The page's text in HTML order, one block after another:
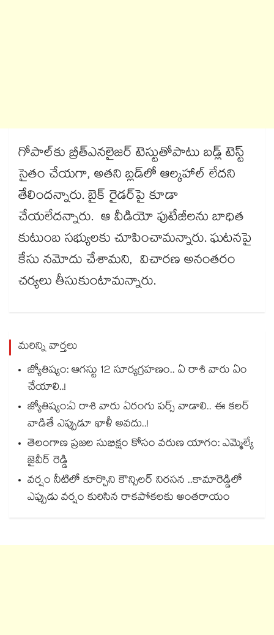
గోపాల్​కు బ్రీత్​ఎనలైజర్​ టెస్టుతోపాటు బడ్ల్​ టెస్ట్​
సైతం చేయగా, అతని బ్లడ్​లో ఆల్కహాల్ లేదని
తేలిందన్నారు. బైక్ రైడర్​పై కూడా
చేయలేదన్నారు. ఆ వీడియో ఫుటేజీలను బాధిత
కుటుంబ సభ్యులకు చూపించామన్నారు. ఘటనపై
కేసు నమోదు చేశామని, విచారణ అనంతరం
చర్యలు తీసుకుంటామన్నారు.
మరిన్ని వార్తలు
జ్యోతిష్యం: ఆగస్టు 12 సూర్యగ్రహణం.. ఏ రాశి వారు ఏం
చేయాలి..!
జ్యోతిష్యం:ఏ రాశి వారు ఏరంగు పర్స్ వాడాలి.. ఈ కలర్
వాడితే ఎప్పుడూ ఖాళీ అవదు..!
తెలంగాణ ప్రజల సుభిక్షం కోసం వరుణ యాగం: ఎమ్మెల్యే
జైవీర్ రెడ్డి
వర్షం నీటిలో కూర్చొని కౌన్సిలర్ నిరసన ..కామారెడ్డిలో
ఎప్పుడు వర్షం కురిసిన రాకపోకలకు అంతరాయం